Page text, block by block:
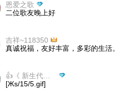
恩爱之歌
二位歌友晚上好
吉祥~118350
真诚祝福，友好丰富，多彩的生活。
[Жs/15/5.gif]